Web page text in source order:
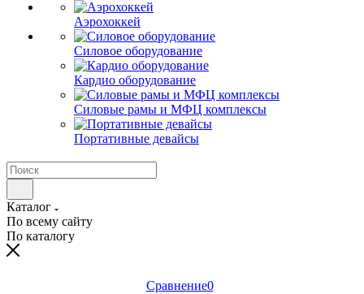
Аэрохоккей
Силовое оборудование
Кардио оборудование
Силовые рамы и МФЦ комплексы
Портативные девайсы
Каталог
По всему сайту
По каталогу
Сравнение0